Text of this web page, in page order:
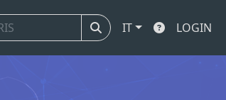
IT LOGIN